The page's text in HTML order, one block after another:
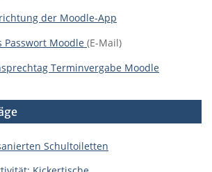
der Moodle-App
Moodle (E-Mail)
Terminvergabe Moodle
Schultoiletten